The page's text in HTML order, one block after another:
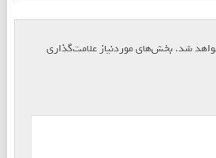
شد.بخش‌های موردنیاز علامت‌گذاری